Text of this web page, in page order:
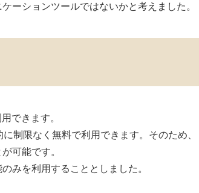
ーションツールではないかと考えました。
できます。
制限なく無料で利用できます。そのため、
可能です。
みを利用することとしました。